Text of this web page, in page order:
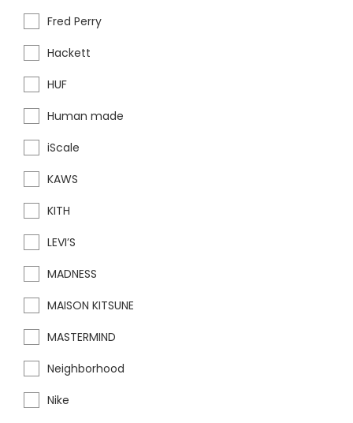
Fred Perry
Hackett
HUF
Human made
iScale
KAWS
KITH
LEVI’S
MADNESS
MAISON KITSUNE
MASTERMIND
Neighborhood
Nike